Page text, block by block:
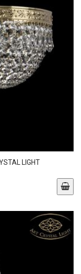
LIGHT